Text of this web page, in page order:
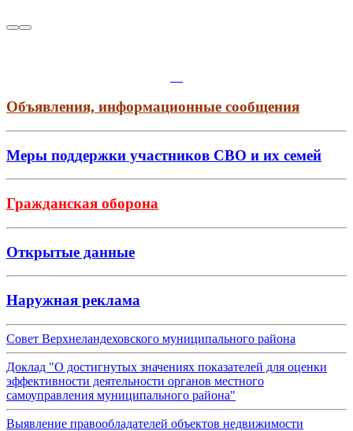
Объявления, информационные сообщения
Меры поддержки участников СВО и их семей
Гражданская оборона
Открытые данные
Наружная реклама
Совет Верхнеландеховского муниципального района
Доклад "О достигнутых значениях показателей для оценки
эффективности деятельности органов местного
самоуправления муниципального района"
Выявление правообладателей объектов недвижимости